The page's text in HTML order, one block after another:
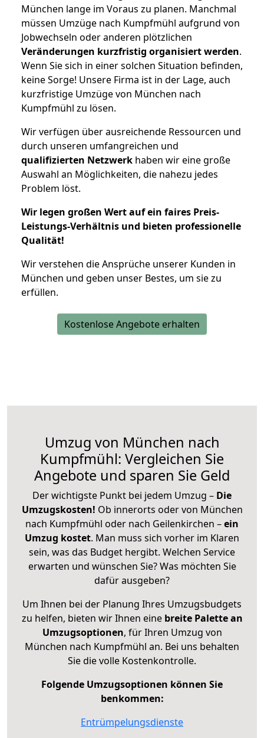
München lange im Voraus zu planen. Manchmal
müssen Umzüge nach Kumpfmühl aufgrund von
Jobwechseln oder anderen plötzlichen
Veränderungen kurzfristig organisiert werden.
Wenn Sie sich in einer solchen Situation befinden,
keine Sorge! Unsere Firma ist in der Lage, auch
kurzfristige Umzüge von München nach
Kumpfmühl zu lösen.
Wir verfügen über ausreichende Ressourcen und
durch unseren umfangreichen und
qualifizierten Netzwerk haben wir eine große
Auswahl an Möglichkeiten, die nahezu jedes
Problem löst.
Wir legen großen Wert auf ein faires Preis-
Leistungs-Verhältnis und bieten professionelle
Qualität!
Wir verstehen die Ansprüche unserer Kunden in
München und geben unser Bestes, um sie zu
erfüllen.
Kostenlose Angebote erhalten
Umzug von München nach
Kumpfmühl: Vergleichen Sie
Angebote und sparen Sie Geld
Der wichtigste Punkt bei jedem Umzug – Die
Umzugskosten! Ob innerorts oder von München
nach Kumpfmühl oder nach Geilenkirchen –ein
Umzug kostet. Man muss sich vorher im Klaren
sein, was das Budget hergibt. Welchen Service
erwarten und wünschen Sie? Was möchten Sie
dafür ausgeben?
Um Ihnen bei der Planung Ihres Umzugsbudgets
zu helfen, bieten wir Ihnen eine breite Palette an
Umzugsoptionen, für Ihren Umzug von
München nach Kumpfmühl an. Bei uns behalten
Sie die volle Kostenkontrolle.
Folgende Umzugsoptionen können Sie
benkommen:
Entrümpelungsdienste